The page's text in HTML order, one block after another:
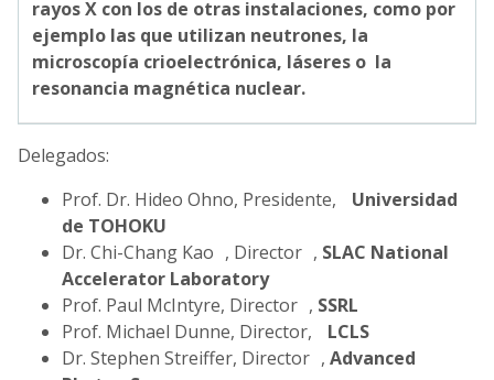
rayos X con los de otras instalaciones, como por
ejemplo las que utilizan neutrones, la
microscopía crioelectrónica, láseres o la
resonancia magnética nuclear.
Delegados:
Prof. Dr. Hideo Ohno, Presidente,
Universidad
de TOHOKU
Dr. Chi-Chang Kao , Director , SLAC National
Accelerator Laboratory
Prof. Paul McIntyre, Director , SSRL
Prof. Michael Dunne, Director,
LCLS
Dr. Stephen Streiffer, Director , Advanced